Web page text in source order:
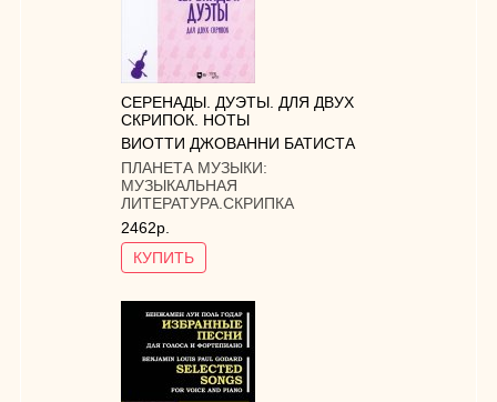
СЕРЕНАДЫ. ДУЭТЫ. ДЛЯ ДВУХ
СКРИПОК. НОТЫ
ВИОТТИ ДЖОВАННИ БАТИСТА
ПЛАНЕТА МУЗЫКИ:
МУЗЫКАЛЬНАЯ
ЛИТЕРАТУРА.СКРИПКА
2462р.
КУПИТЬ